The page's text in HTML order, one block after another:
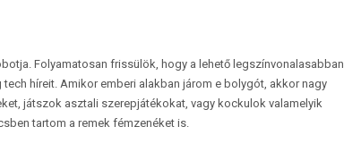
Folyamatosan frissülök, hogy a lehető legszínvonalasabban
híreit. Amikor emberi alakban járom e bolygót, akkor nagy
játszok asztali szerepjátékokat, vagy kockulok valamelyik
tartom a remek fémzenéket is.